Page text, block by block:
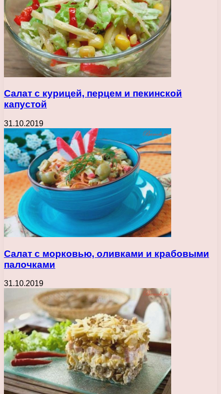
Салат с курицей, перцем и пекинской
капустой
31.10.2019
Салат с морковью, оливками и крабовыми
палочками
31.10.2019